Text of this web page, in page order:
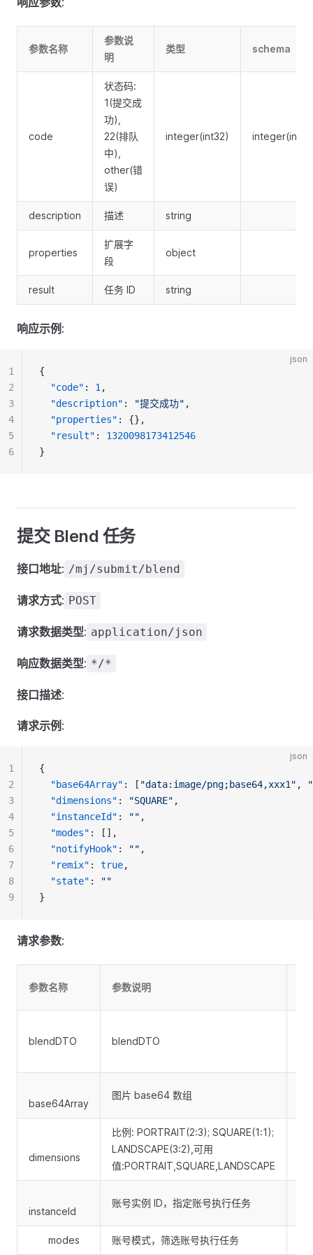
参数名称
参数说
明
类型 schema
code
状态码:
1(提交成
功),
22(排队
中),
other(错
误)
integer(int32)
description 描述 string
properties
扩展字
段
object
result 任务 ID string
响应示例 :
json
{
"code" : 1 ,
"description" : "提交成功" ,
"properties" : {},
"result" : 1320098173412546
}
1
2
3
4
5
6
提交 Blend 任务
接口地址: /mj/submit/blend
请求方式: POST
请求数据类型: application/json
响应数据类型: */*
接口描述:
请求示例 :
json
{
"base64Array" : [ "data:image/png;base64,xxx1" ,
"dimensions" : "SQUARE" ,
"instanceId" : "" ,
"modes" : [],
"notifyHook" : "" ,
"remix" : true,
"state" :
""
}
1
2
3
4
5
6
7
8
9
请求参数:
参数名称 参数说明
blendDTO blendDTO
base64Array
图片 base64 数组
dimensions
比例: PORTRAIT(2:3); SQUARE(1:1);
LANDSCAPE(3:2),可用
值:PORTRAIT,SQUARE,LANDSCAPE
instanceId
账号实例 ID，指定账号执行任务
modes 账号模式，筛选账号执行任务